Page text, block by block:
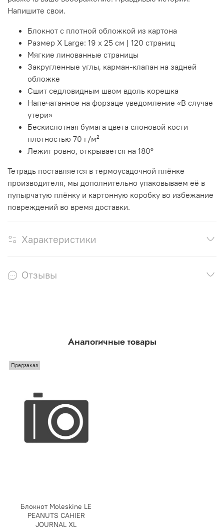
Напишите свои.
Блокнот с плотной обложкой из картона
Размер X Large: 19 x 25 см | 120 страниц
Мягкие линованные страницы
Закругленные углы, карман-клапан на задней
обложке
Сшит седловидным швом вдоль корешка
Напечатанное на форзаце уведомление «В случае
утери»
Бескислотная бумага цвета слоновой кости
плотностью 70 г/м²
Лежит ровно, открывается на 180°
Тетрадь поставляется в термоусадочной плёнке
производителя, мы дополнительно упаковываем её в
пупырчатую плёнку и картонную коробку во избежание
повреждений во время доставки.
Характеристики
Отзывы
Аналогичные товары
Предзаказ
Блокнот Moleskine LE
PEANUTS CAHIER
JOURNAL XL